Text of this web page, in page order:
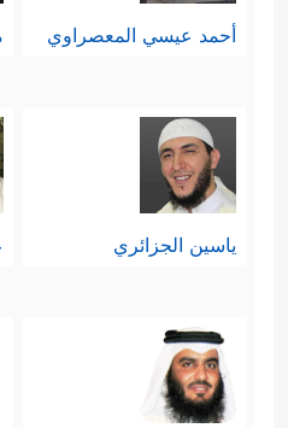
أحمد عيسي المعصراوي
ياسين الجزائري